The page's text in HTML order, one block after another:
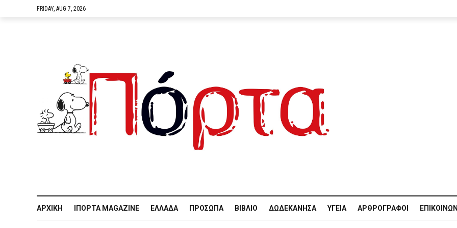
FRIDAY, AUG 7, 2026
ΑΡΧΙΚΉ IΠΌΡΤΑ MAGAZINE ΕΛΛΆΔΑ ΠΡΌΣΩΠΑ ΒΙΒΛΊΟ ΔΩΔΕΚΆΝΗΣΑ ΥΓΕΊΑ ΑΡΘΡΟΓΡΆΦΟΙ